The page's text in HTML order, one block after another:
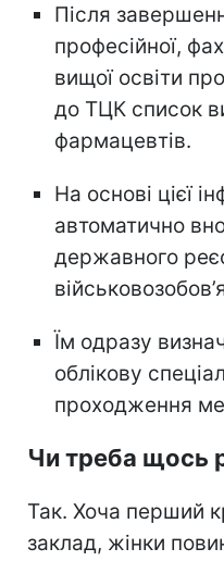
Після
професійної,
вищої освіти
до ТЦК список
фармацевтів.
На основі цієї
автоматично
державного
Їм одразу
облікову
проходження
Чи треба щось
Так. Хоча перший
заклад, жінки